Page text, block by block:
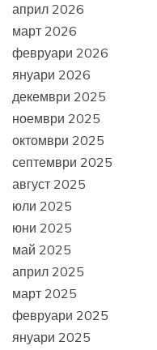
април 2026
март 2026
февруари 2026
януари 2026
декември 2025
ноември 2025
октомври 2025
септември 2025
август 2025
юли 2025
юни 2025
май 2025
април 2025
март 2025
февруари 2025
януари 2025